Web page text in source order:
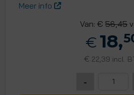
Meer info
Van: € 56,45
€ 18,
€ 22,39 incl.
-